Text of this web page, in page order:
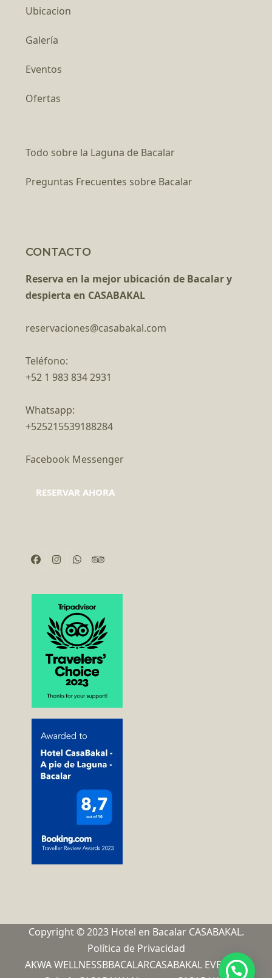
Ubicacion
Galería
Eventos
Ofertas
Todo sobre la Laguna de Bacalar
Preguntas Frecuentes sobre Bacalar
CONTACTO
Reserva en la mejor ubicación de Bacalar y
despierta en CASABAKAL
reservaciones@casabakal.com
Teléfono:
+52 1 983 834 2931
Whatsapp:
+525215539188284
Facebook Messenger
RESERVAR AHORA
Facebook
Instagram
WhatsappTripadvisor
Copyright © 2023 Hotel en Bacalar CASABAKAL.
Política de Privacidad
AKWA WELLNESSBBACALARCASABAKAL EVENTOS